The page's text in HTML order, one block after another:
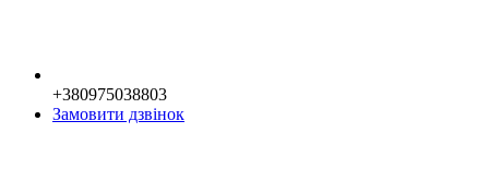
+380975038803
Замовити дзвінок